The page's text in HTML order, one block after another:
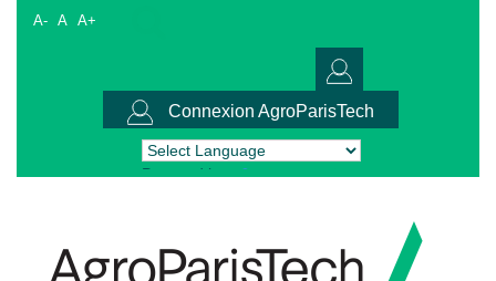
A- A A+
Connexion AgroParisTech
Powered by Translate